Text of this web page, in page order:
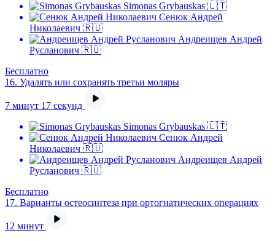
Simonas Grybauskas 🇱🇹
Сенюк Андрей
Николаевич 🇷🇺
Андреищев Андрей
Русланович 🇷🇺
Бесплатно
16. Удалять или сохранять третьи моляры
7 минут 17 секунд
Simonas Grybauskas 🇱🇹
Сенюк Андрей
Николаевич 🇷🇺
Андреищев Андрей
Русланович 🇷🇺
Бесплатно
17. Варианты остеосинтеза при ортогнатических операциях
12 минут